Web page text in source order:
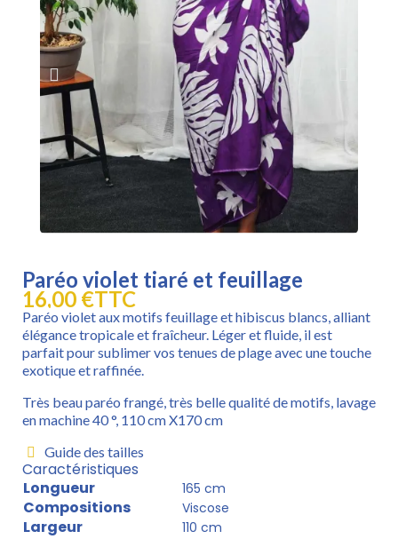
Paréo violet tiaré et feuillage
16,00 €TTC
Paréo violet aux motifs feuillage et hibiscus blancs, alliant
élégance tropicale et fraîcheur. Léger et fluide, il est
parfait pour sublimer vos tenues de plage avec une touche
exotique et raffinée.
Très beau paréo frangé, très belle qualité de motifs, lavage
en machine 40 °, 110 cm X170 cm
Guide des tailles
Caractéristiques
Longueur
165 cm
Compositions Viscose
Largeur 110 cm